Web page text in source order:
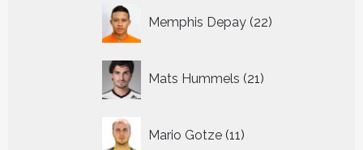
Memphis Depay 22
producten
Mats Hummels 21
producten
Mario Gotze 11
producten